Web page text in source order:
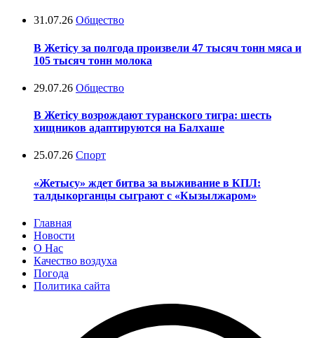
31.07.26 Общество
В Жетісу за полгода произвели 47 тысяч тонн мяса и
105 тысяч тонн молока
29.07.26 Общество
В Жетісу возрождают туранского тигра: шесть
хищников адаптируются на Балхаше
25.07.26 Спорт
«Жетысу» ждет битва за выживание в КПЛ:
талдыкорганцы сыграют с «Кызылжаром»
Главная
Новости
О Нас
Качество воздуха
Погода
Политика сайта